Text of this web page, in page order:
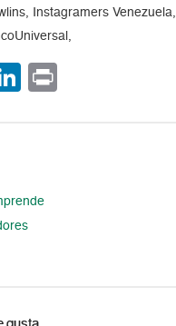
Instagramers Venezuela,
LinkedIn